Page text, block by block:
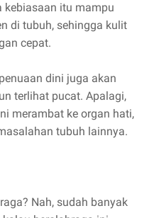
kebiasaan itu mampu
di tubuh, sehingga kulit
cepat.
dini juga akan
terlihat pucat. Apalagi,
merambat ke organ hati,
tubuh lainnya.
Nah, sudah banyak